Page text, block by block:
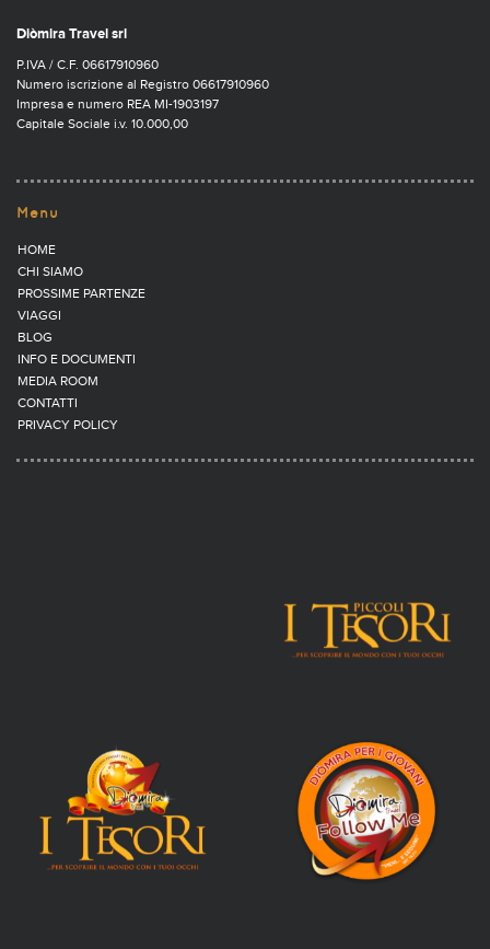
Diòmira Travel srl
P.IVA / C.F. 06617910960
Numero iscrizione al Registro 06617910960
Impresa e numero REA MI-1903197
Capitale Sociale i.v. 10.000,00
Menu
HOME
CHI SIAMO
PROSSIME PARTENZE
VIAGGI
BLOG
INFO E DOCUMENTI
MEDIA ROOM
CONTATTI
PRIVACY POLICY